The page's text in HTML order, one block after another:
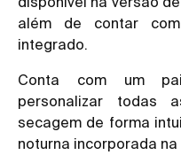
além de contar
integrado.
Conta com um
personalizar todas
secagem de forma
noturna incorporada